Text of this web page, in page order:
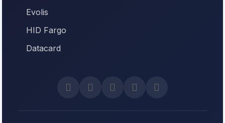
Evolis
HID Fargo
Datacard